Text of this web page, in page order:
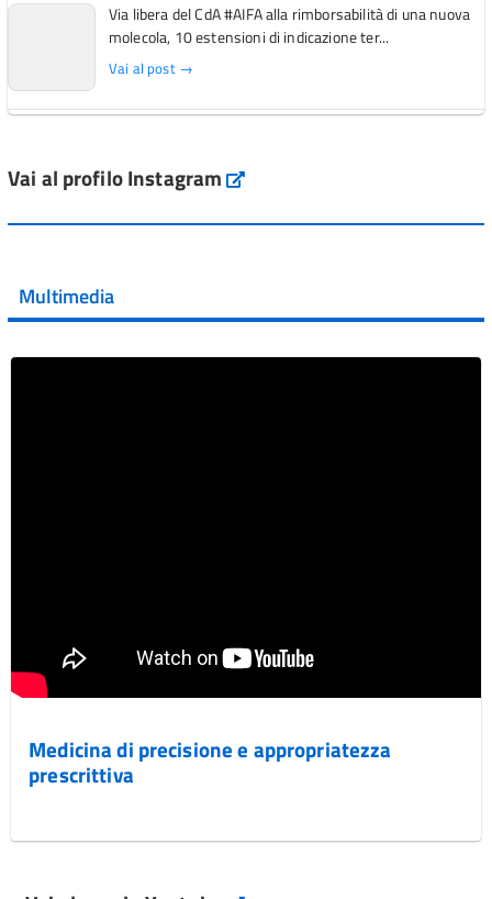
Via libera del CdA #AIFA alla rimborsabilità di una nuova
molecola, 10 estensioni di indicazione ter...
Vai al post →
Vai al post →
Vai al post →
Vai al profilo Instagram Instagram
Multimedia
Medicina di precisione e appropriatezza
prescrittiva